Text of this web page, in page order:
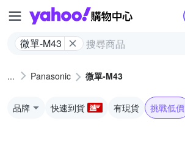
Yahoo購物
微單-M43
Panasonic 微單-M43
品牌 快速到貨 有現貨 挑戰低價